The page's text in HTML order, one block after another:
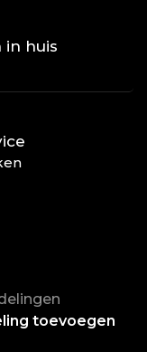
in huis
toevoegen